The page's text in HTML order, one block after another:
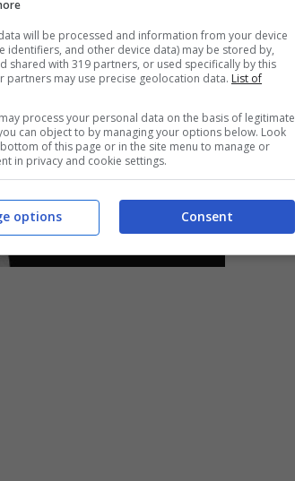
will be processed and information from your device
identifiers, and other device data) may be stored by,
shared with 319 partners, or used specifically by this
partners may use precise geolocation data. List of
process your personal data on the basis of legitimate
can object to by managing your options below. Look
of this page or in the site menu to manage or
in privacy and cookie settings.
Consent
options